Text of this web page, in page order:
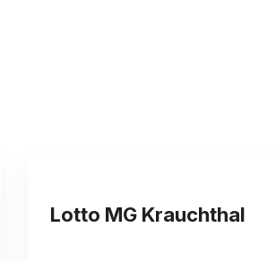
Lotto MG Krauchthal